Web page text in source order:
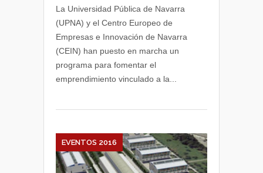
de
en
ciencia
y
tecnología
de
La Universidad Pública de Navarra
(UPNA) y el Centro Europeo de
Empresas e Innovación de Navarra
(CEIN) han puesto en marcha un
programa para fomentar el
emprendimiento vinculado a la...
EVENTOS 2016